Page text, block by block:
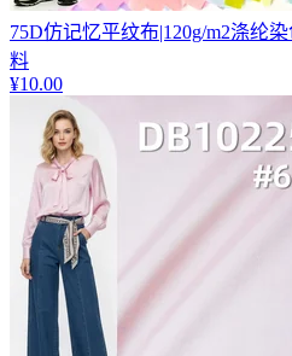
75D仿记忆平纹布|120g/m2涤纶
料
¥10.00